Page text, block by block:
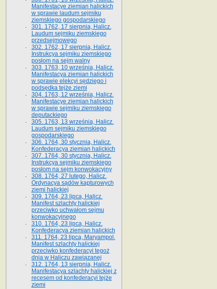
Manifestacye ziemian halickich
w sprawie laudum sejmiku
ziemskiego gospodarskiego
301. 1762, 17 sierpnia, Halicz.
Laudum sejmiku ziemskiego
przedsejmowego
302. 1762, 17 sierpnia, Halicz.
Instrukcya sejmiku ziemskiego
posłom na sejm walny
303. 1763, 10 września, Halicz.
Manifestacya ziemian halickich
w sprawie elekcyi sędziego i
podsędka tejże ziemi
304. 1763, 12 września, Halicz.
Manifestacye ziemian halickich
w sprawie sejmiku ziemskiego
deputackiego
305. 1763, 13 września, Halicz.
Laudum sejmiku ziemskiego
gospodarskiego
306. 1764, 30 stycznia, Halicz.
Konfederacya ziemian halickich
307. 1764, 30 stycznia, Halicz.
Instrukcya sejmiku ziemskiego
posłom na sejm konwokacyjny
308. 1764, 27 lutego, Halicz.
Ordynacya sądów kapturowych
ziemi halickiej
309. 1764, 23 lipca, Halicz.
Manifest szlachty halickiej
przeciwko uchwałom sejmu
konwokacyjnego
310. 1764, 23 lipca, Halicz.
Konfederacya ziemian halickich
311. 1764, 23 lipca, Maryampol.
Manifest szlachty halickiej
przeciwko konfederacyi tegoż
dnia w Haliczu zawiązanej
312. 1764, 13 sierpnia, Halicz.
Manifestacya szlachty halickiej z
recesem od konfederacyi tejże
ziemi